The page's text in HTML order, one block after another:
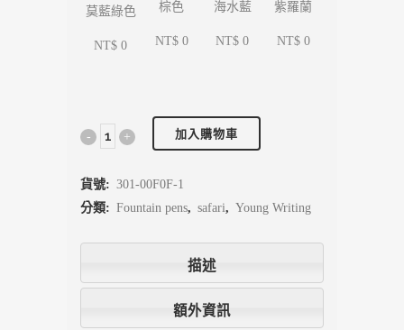
莫藍綠色
NT$ 0
棕色
NT$ 0
海水藍
NT$ 0
紫羅蘭
NT$ 0
加入購物車
貨號: 301-00F0F-1
分類: Fountain pens, safari, Young Writing
描述
額外資訊